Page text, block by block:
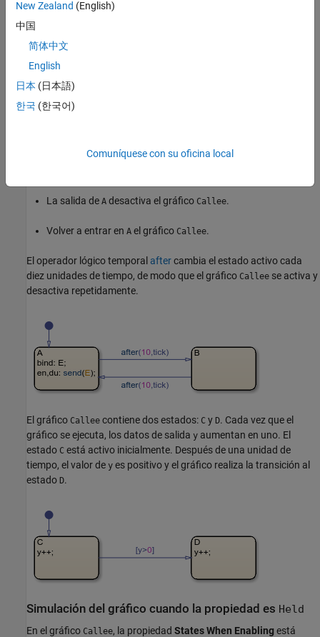
La salida de A desactiva el gráfico Callee.
Volver a entrar en A el gráfico Callee.
El operador lógico temporal aftercambia el estado activo cada
diez unidades de tiempo, de modo que el gráfico Callee se activa y
desactiva repetidamente.
El gráfico Callee contiene dos estados: C y D. Cada vez que el
gráfico se ejecuta, los datos de salida y aumentan en uno. El
estado C está activo inicialmente. Después de una unidad de
tiempo, el valor de y es positivo y el gráfico realiza la transición al
estado D.
Simulación del gráfico cuando la propiedad es Held
En el gráfico Callee, la propiedad States When Enablingestá
New Zealand (English)
中国
简体中文
English
日本 (日本語)
한국 (한국어)
Comuníquese con su oficina local